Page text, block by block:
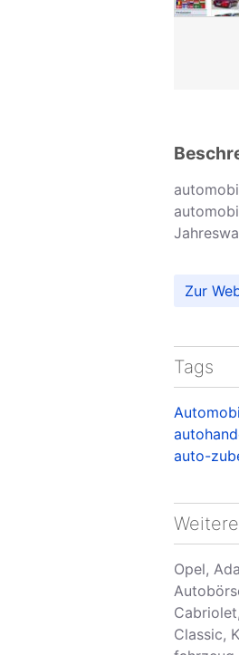
Zur
Tags
auto-
Opel,
Classic,